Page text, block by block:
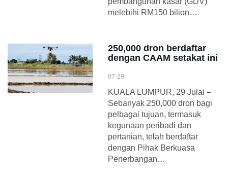
melebihi RM150 bilion…
250,000 dron berdaftar
dengan CAAM setakat ini
07-29
KUALA LUMPUR, 29 Julai –
Sebanyak 250,000 dron bagi
pelbagai tujuan, termasuk
kegunaan peribadi dan
pertanian, telah berdaftar
dengan Pihak Berkuasa
Penerbangan…